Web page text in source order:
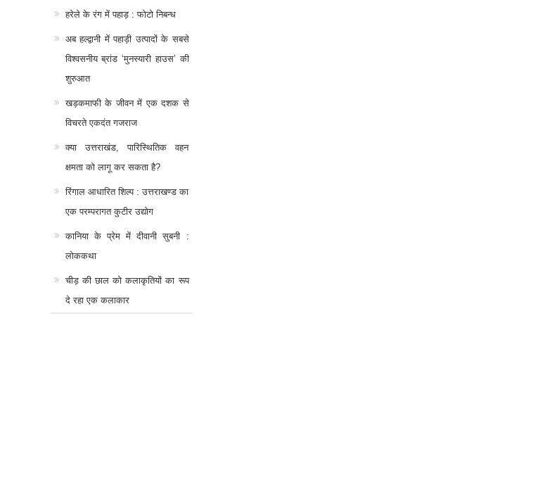
हरेले के रंग में पहाड़ : फोटो निबन्ध
अब हल्द्वानी में पहाड़ी उत्पादों के सबसे
विश्वसनीय ब्रांड ‘मुनस्यारी हाउस’ की
शुरुआत
खड़कमाफी के जीवन में एक दशक से
विचरते एकदंत गजराज
क्या उत्तराखंड, पारिस्थितिक वहन
क्षमता को लागू कर सकता है?
रिंगाल आधारित शिल्प : उत्तराखण्ड का
एक परम्परागत कुटीर उद्योग
कानिया के प्रेम में दीवानी सुबनी :
लोककथा
चीड़ की छाल को कलाकृतियों का रूप
दे रहा एक कलाकार